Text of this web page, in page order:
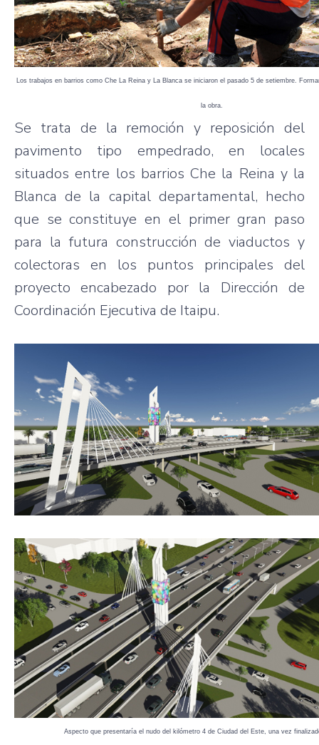
Los trabajos en barrios como Che La Reina y La Blanca se iniciaron el pasado 5 de setiembre.
la obra.
Se trata de la remoción y reposición del
pavimento tipo empedrado, en locales
situados entre los barrios Che la Reina y la
Blanca de la capital departamental, hecho
que se constituye en el primer gran paso
para la futura construcción de viaductos y
colectoras en los puntos principales del
proyecto encabezado por la Dirección de
Coordinación Ejecutiva de Itaipu.
Aspecto que presentaría el nudo del kilómetro 4 de Ciudad del Este, una vez